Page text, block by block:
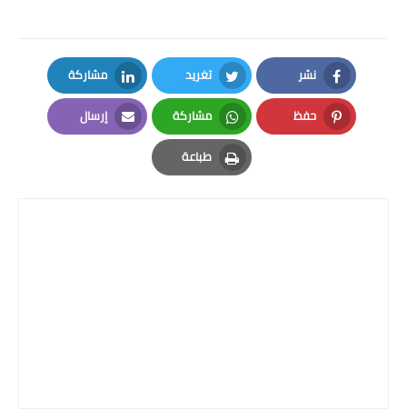
نشر
Facebook
تغريد
Twitter
مشاركة
LinkedIn
حفظ
Pinterest
مشاركة
Whatsapp
إرسال
Email
طباعة
Print